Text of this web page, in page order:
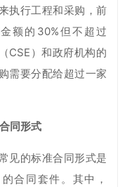
执行工程和采购，前
额的30%但不超过
CSE）和政府机构的
需要分配给超过一家
同形式
见的标准合同形式是
合同套件。其中，